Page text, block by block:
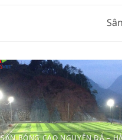
SÂN BÓNG CAO NGUYÊN ĐÁ –